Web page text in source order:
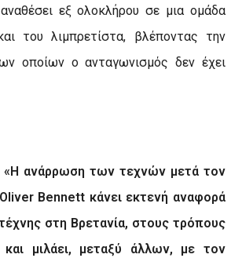
εξ ολοκλήρου σε μια ομάδα
του λιμπρετίστα, βλέποντας την
οποίων ο ανταγωνισμός δεν έχει
Η ανάρρωση των τεχνών μετά τον
Oliver Bennett κάνει εκτενή αναφορά
στη Βρετανία, στους τρόπους
μιλάει, μεταξύ άλλων, με τον